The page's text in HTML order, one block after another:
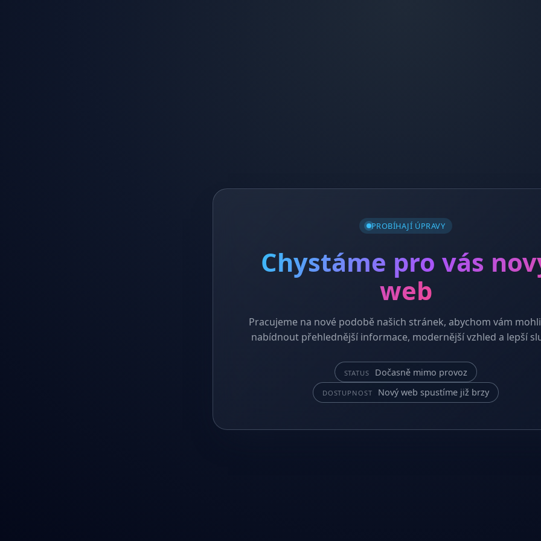
PROBÍHAJÍ ÚPRAVY
Chystáme pro vás
web
Pracujeme na nové podobě našich stránek, abychom vám
nabídnout přehlednější informace, modernější vzhled a lepší
STATUS Dočasně mimo provoz
DOSTUPNOST Nový web spustíme již brzy